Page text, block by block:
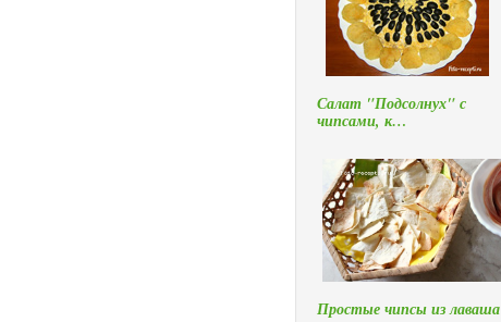
Салат "Подсолнух" с
чипсами, к…
Простые чипсы из лаваша